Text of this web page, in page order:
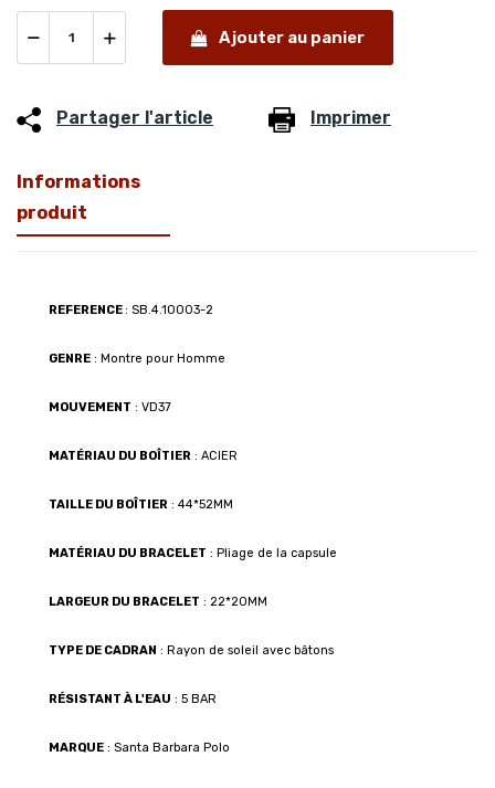
Ajouter au panier
Partager l'article Imprimer
Informations
produit
REFERENCE : SB.4.10003-2
GENRE : Montre pour Homme
MOUVEMENT : VD37
MATÉRIAU DU BOÎTIER : ACIER
TAILLE DU BOÎTIER : 44*52MM
MATÉRIAU DU BRACELET : Pliage de la capsule
LARGEUR DU BRACELET : 22*20MM
TYPE DE CADRAN : Rayon de soleil avec bâtons
RÉSISTANT À L'EAU : 5 BAR
MARQUE : Santa Barbara Polo